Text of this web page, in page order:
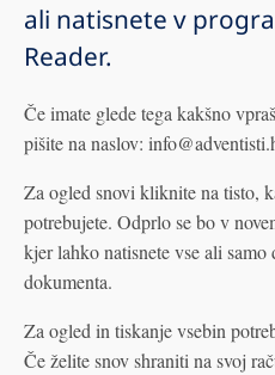
ali natisnete v
Reader.
Če imate glede tega kakšno
pišite na naslov:
Za ogled snovi kliknite na tisto,
potrebujete. Odprlo se bo v
kjer lahko natisnete vse ali samo
dokumenta.
Za ogled in tiskanje vsebin
Če želite snov shraniti na svoj